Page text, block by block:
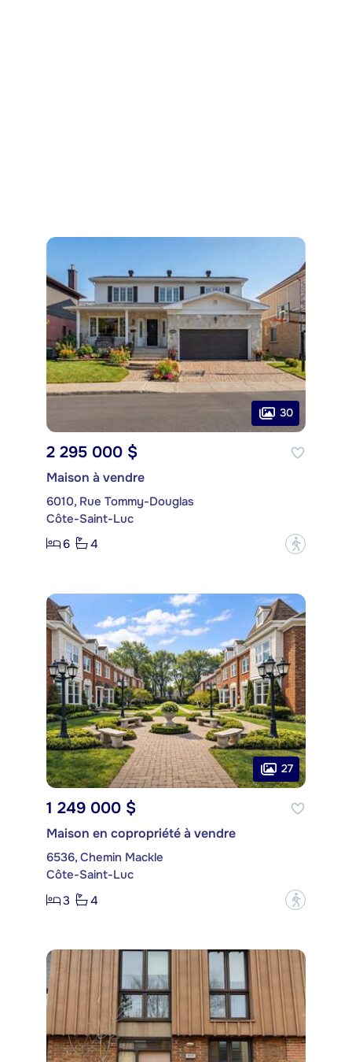
30
2 295 000 $
Maison à vendre
6010, Rue Tommy-Douglas
Côte-Saint-Luc
6
4 ?
27
1 249 000 $
Maison en copropriété à vendre
6536, Chemin Mackle
Côte-Saint-Luc
3
4 ?